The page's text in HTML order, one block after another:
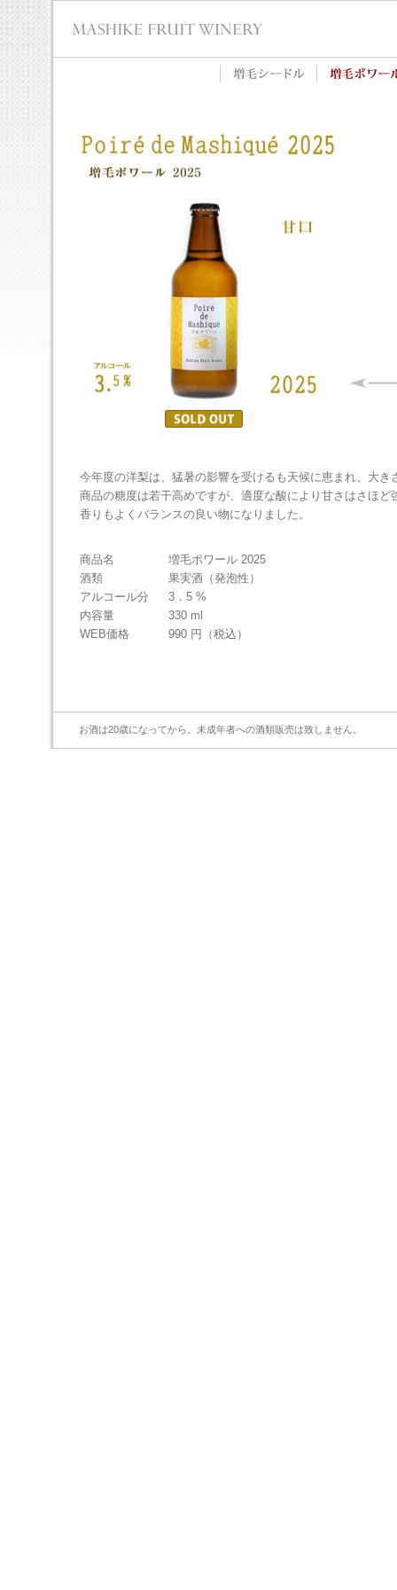
今年度の洋梨は、猛暑の影響を受けるも天候に恵まれ、大
商品の糖度は若干高めですが、適度な酸により甘さはさほど
香りもよくバランスの良い物になりました。
商品名
増毛ポワール 2025
酒類
果実酒（発泡性）
アルコール分
3．5 %
内容量
330 ml
WEB価格
990 円（税込）
お酒は20歳になってから。未成年者への酒類販売は致しません。